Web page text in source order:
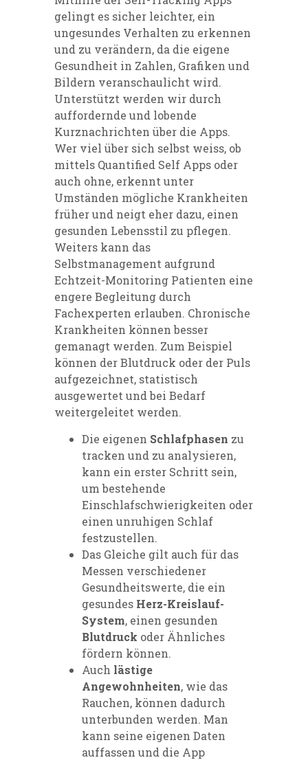
gelingt es sicher leichter, ein
ungesundes Verhalten zu erkennen
und zu verändern, da die eigene
Gesundheit in Zahlen, Grafiken und
Bildern veranschaulicht wird.
Unterstützt werden wir durch
auffordernde und lobende
Kurznachrichten über die Apps.
Wer viel über sich selbst weiss, ob
mittels Quantified Self Apps oder
auch ohne, erkennt unter
Umständen mögliche Krankheiten
früher und neigt eher dazu, einen
gesunden Lebensstil zu pflegen.
Weiters kann das
Selbstmanagement aufgrund
Echtzeit-Monitoring Patienten eine
engere Begleitung durch
Fachexperten erlauben. Chronische
Krankheiten können besser
gemanagt werden. Zum Beispiel
können der Blutdruck oder der Puls
aufgezeichnet, statistisch
ausgewertet und bei Bedarf
weitergeleitet werden.
Die eigenen Schlafphasen zu
tracken und zu analysieren,
kann ein erster Schritt sein,
um bestehende
Einschlafschwierigkeiten oder
einen unruhigen Schlaf
festzustellen.
Das Gleiche gilt auch für das
Messen verschiedener
Gesundheitswerte, die ein
gesundes Herz-Kreislauf-
System, einen gesunden
Blutdruck oder Ähnliches
fördern können.
Auch lästige
Angewohnheiten, wie das
Rauchen, können dadurch
unterbunden werden. Man
kann seine eigenen Daten
auffassen und die App